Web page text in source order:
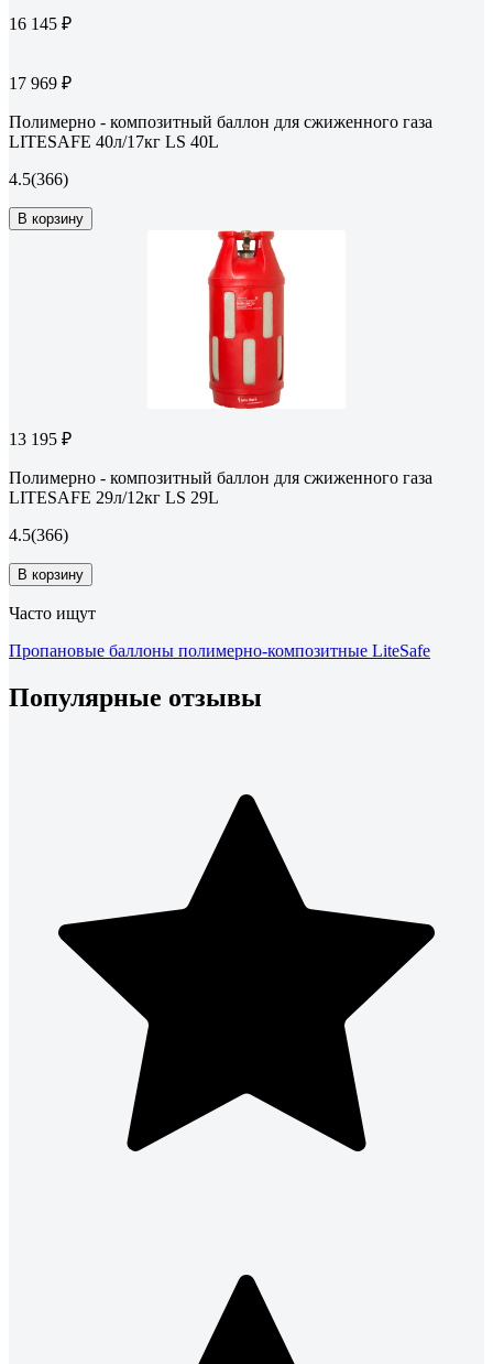
16 145 ₽
17 969 ₽
Полимерно - композитный баллон для сжиженного газа
LITESAFE 40л/17кг LS 40L
4.5(366)
В корзину
13 195 ₽
Полимерно - композитный баллон для сжиженного газа
LITESAFE 29л/12кг LS 29L
4.5(366)
В корзину
Часто ищут
Пропановые баллоны полимерно-композитные LiteSafe
Популярные отзывы